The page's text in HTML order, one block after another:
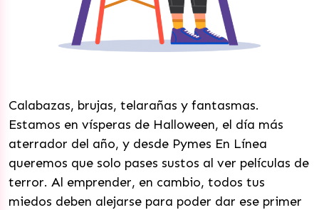
Calabazas, brujas, telarañas y fantasmas.
Estamos en vísperas de Halloween, el día más
aterrador del año, y desde Pymes En Línea
queremos que solo pases sustos al ver películas de
terror. Al emprender, en cambio, todos tus
miedos deben alejarse para poder dar ese primer